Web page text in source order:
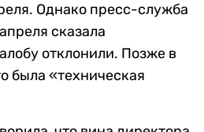
Однако пресс-служба
сказала
отклонили. Позже в
была «техническая